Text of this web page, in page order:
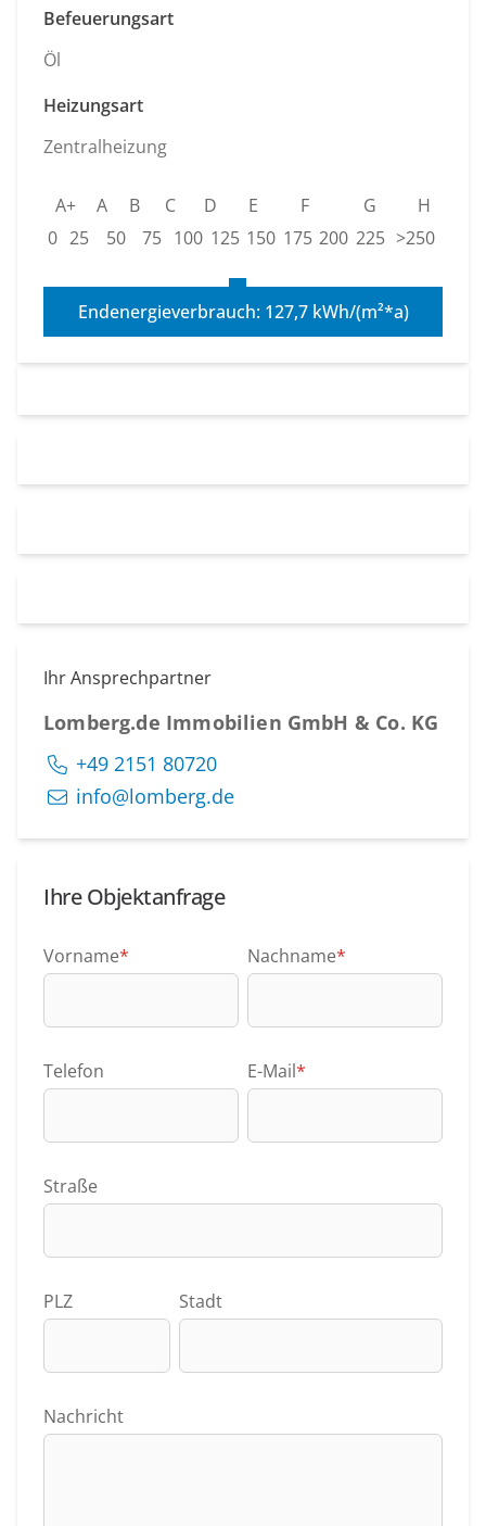
Befeuerungsart
Öl
Heizungsart
Zentralheizung
A+ A B C D E F G
H
0 25 50 75 100 125 150 175 200 225 >250
Endenergieverbrauch: 127,7 kWh/(m²*a)
Ihr Ansprechpartner
Lomberg.de Immobilien GmbH & Co. KG
+49 2151 80720
info@lomberg.de
Ihre Objektanfrage
Vorname* Nachname*
Telefon E-Mail*
Straße
PLZ Stadt
Nachricht